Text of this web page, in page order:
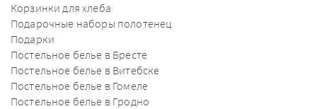
Корзинки для хлеба
Подарочные наборы полотенец
Подарки
Постельное белье в Бресте
Постельное белье в Витебске
Постельное белье в Гомеле
Постельное белье в Гродно